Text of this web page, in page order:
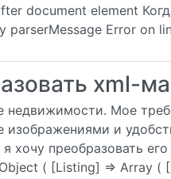
document element
Error on
xml-
недвижимости. Мое
изображениями и
хочу преобразовать
( [Listing] => Array (